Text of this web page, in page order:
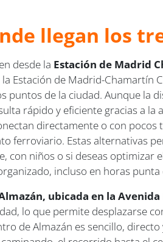
llegan los
desde la Estación de Madrid
Estación de Madrid-Chamartín
de la ciudad. Aunque la
rápido y eficiente gracias a
directamente o con
ferroviario. Estas alternativas
con niños o si deseas
incluso en horas
ubicada en la
lo que permite desplazarse
de Almazán es sencillo,